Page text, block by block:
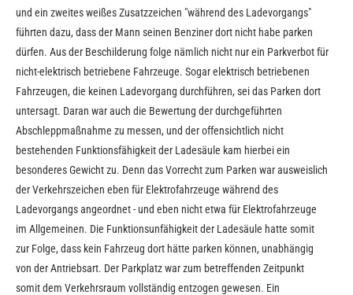
und ein zweites weißes Zusatzzeichen "während des Ladevorgangs"
führten dazu, dass der Mann seinen Benziner dort nicht habe parken
dürfen. Aus der Beschilderung folge nämlich nicht nur ein Parkverbot für
nicht-elektrisch betriebene Fahrzeuge. Sogar elektrisch betriebenen
Fahrzeugen, die keinen Ladevorgang durchführen, sei das Parken dort
untersagt. Daran war auch die Bewertung der durchgeführten
Abschleppmaßnahme zu messen, und der offensichtlich nicht
bestehenden Funktionsfähigkeit der Ladesäule kam hierbei ein
besonderes Gewicht zu. Denn das Vorrecht zum Parken war ausweislich
der Verkehrszeichen eben für Elektrofahrzeuge während des
Ladevorgangs angeordnet - und eben nicht etwa für Elektrofahrzeuge
im Allgemeinen. Die Funktionsunfähigkeit der Ladesäule hatte somit
zur Folge, dass kein Fahrzeug dort hätte parken können, unabhängig
von der Antriebsart. Der Parkplatz war zum betreffenden Zeitpunkt
somit dem Verkehrsraum vollständig entzogen gewesen. Ein